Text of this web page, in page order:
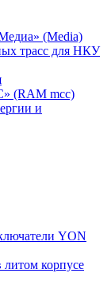
(Media)
трасс для НКУ
(RAM mcc)
и
YON
корпусе